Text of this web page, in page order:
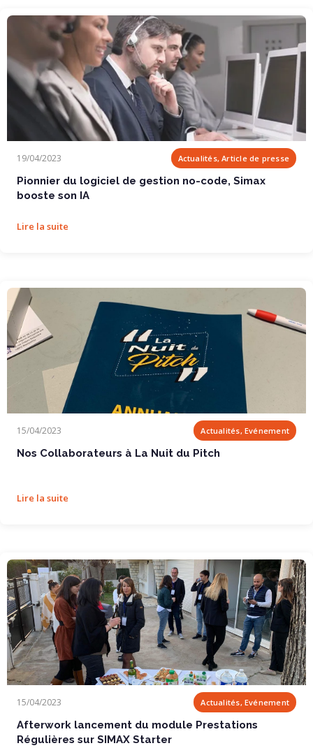
Pionnier du logiciel de gestion no-code, Simax...
19/04/2023 Actualités, Article de presse
Pionnier du logiciel de gestion no-code, Simax
booste son IA
Lire la suite
15/04/2023 Actualités, Evénement
Nos Collaborateurs à La Nuit du Pitch
Lire la suite
15/04/2023 Actualités, Evénement
Afterwork lancement du module Prestations
Régulières sur SIMAX Starter